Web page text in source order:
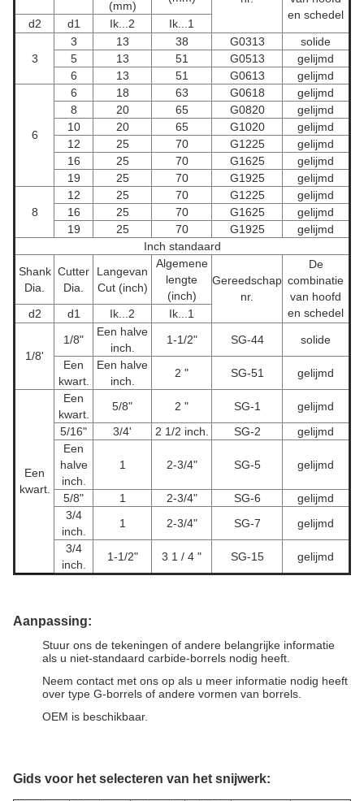
(mm)
en schedel
d2 d1 Ik...2 Ik...1
3
3 13 38 G0313
solide
5
13 51 G0513
gelijmd
6
13 51 G0613 gelijmd
6
6 18 63 G0618
gelijmd
8
20 65 G0820
gelijmd
10
20 65 G1020
gelijmd
12
25 70 G1225
gelijmd
16
25 70 G1625
gelijmd
19
25 70 G1925 gelijmd
8
12 25 70 G1225
gelijmd
16
25 70 G1625
gelijmd
19
25 70 G1925
gelijmd
Inch standaard
Shank
Dia.
Cutter
Dia.
Langevan
Cut (inch)
Algemene
lengte
(inch)
Gereedschap
nr.
De
combinatie
van hoofd
en schedel
d2 d1 Ik...2 Ik...1
1/8'
1/8"
Een halve
inch.
1-1/2" SG-44
solide
Een
kwart.
Een halve
inch.
2 " SG-51 gelijmd
Een
kwart.
Een
kwart.
5/8" 2 " SG-1
gelijmd
5/16"
3/4' 2 1/2 inch. SG-2
gelijmd
Een
halve
inch.
1 2-3/4" SG-5 gelijmd
5/8" 1 2-3/4" SG-6
gelijmd
3/4
inch.
1 2-3/4" SG-7
gelijmd
3/4
inch.
1-1/2" 3 1 / 4 " SG-15 gelijmd
Aanpassing:
Stuur ons de tekeningen of andere belangrijke informatie
als u niet-standaard carbide-borrels nodig heeft.
Neem contact met ons op als u meer informatie nodig heeft
over type G-borrels of andere vormen van borrels.
OEM is beschikbaar.
Gids voor het selecteren van het snijwerk: